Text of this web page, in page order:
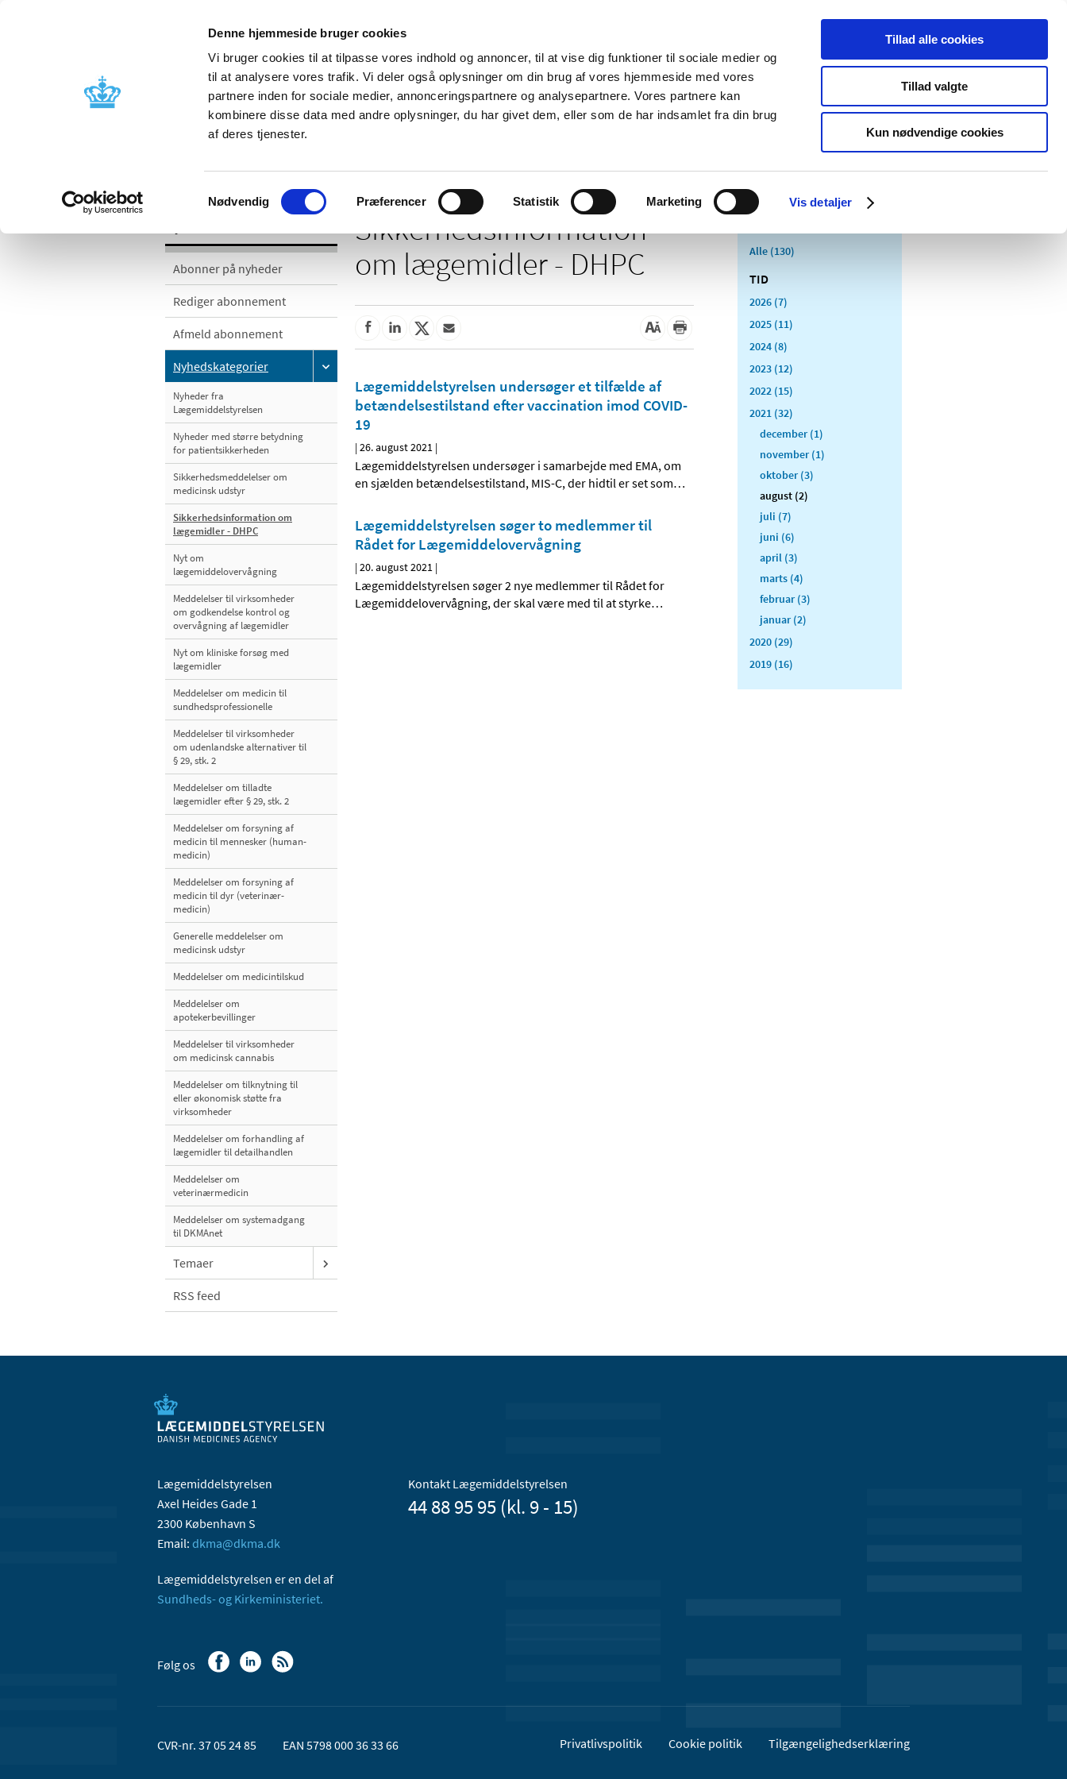
Denne hjemmeside bruger cookies
Vi bruger cookies til at tilpasse vores indhold og annoncer, til at vise dig funktioner til sociale medier og
til at analysere vores trafik. Vi deler også oplysninger om din brug af vores hjemmeside med vores
partnere inden for sociale medier, annonceringspartnere og analysepartnere. Vores partnere kan
kombinere disse data med andre oplysninger, du har givet dem, eller som de har indsamlet fra din brug
af deres tjenester.
Samtykkevalg
Nødvendig Præferencer Statistik Marketing Vis detaljer
Tillad alle cookies
Tillad valgte
Kun nødvendige cookies
Nyheder Om os Kontakt Udgivelser
Godkendelse og
Bivirkninger og
produktinformation
Tilskud og
Apoteker og salg af
Medicinsk
Særlige
produktområder
Abonner på nyheder
Rediger abonnement
Afmeld abonnement
Nyhedskategorier
Nyheder fra
Lægemiddelstyrelsen
Nyheder med større betydning
for patientsikkerheden
Sikkerhedsmeddelelser om
medicinsk udstyr
Sikkerhedsinformation om
lægemidler - DHPC
Nyt om
lægemiddelovervågning
Meddelelser til virksomheder
om godkendelse kontrol og
overvågning af lægemidler
Nyt om kliniske forsøg med
lægemidler
Meddelelser om medicin til
sundhedsprofessionelle
Meddelelser til virksomheder
om udenlandske alternativer til
§ 29, stk. 2
Meddelelser om tilladte
lægemidler efter § 29, stk. 2
Meddelelser om forsyning af
medicin til mennesker (human-
medicin)
Meddelelser om forsyning af
medicin til dyr (veterinær-
medicin)
Generelle meddelelser om
medicinsk udstyr
Meddelelser om medicintilskud
Meddelelser om
apotekerbevillinger
Meddelelser til virksomheder
om medicinsk cannabis
Meddelelser om tilknytning til
eller økonomisk støtte fra
virksomheder
Meddelelser om forhandling af
lægemidler til detailhandlen
Meddelelser om
veterinærmedicin
Meddelelser om systemadgang
til DKMAnet
Temaer
RSS feed
Sikkerhedsinformation
om lægemidler - DHPC
Lægemiddelstyrelsen undersøger et tilfælde af
betændelsestilstand efter vaccination imod COVID-
19
|26. august 2021 |
Lægemiddelstyrelsen undersøger i samarbejde med EMA, om
en sjælden betændelsestilstand, MIS-C, der hidtil er set som…
Lægemiddelstyrelsen søger to medlemmer til
Rådet for Lægemiddelovervågning
|20. august 2021 |
Lægemiddelstyrelsen søger 2 nye medlemmer til Rådet for
Lægemiddelovervågning, der skal være med til at styrke…
Alle (130)
TID
2026 (7)
2025 (11)
2024 (8)
2023 (12)
2022 (15)
2021 (32)
december (1)
november (1)
oktober (3)
august (2)
juli (7)
juni (6)
april (3)
marts (4)
februar (3)
januar (2)
2020 (29)
2019 (16)
Lægemiddelstyrelsen
Axel Heides Gade 1
2300 København S
Email: dkma@dkma.dk
Lægemiddelstyrelsen er en del af
Sundheds- og Kirkeministeriet.
Kontakt Lægemiddelstyrelsen
44 88 95 95 (kl. 9 - 15)
Følg os
CVR-nr. 37 05 24 85 EAN 5798 000 36 33 66 Privatlivspolitik Cookie politik Tilgængelighedserklæring